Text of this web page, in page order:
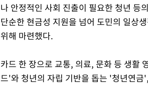
나 안정적인 사회 진출이 필요한 청년 등
단순한 현금성 지원을 넘어 도민의 일상
위해 마련했다.
카드 한 장으로 교통, 의료, 문화 등 생활
드'와 청년의 자립 기반을 돕는 '청년연